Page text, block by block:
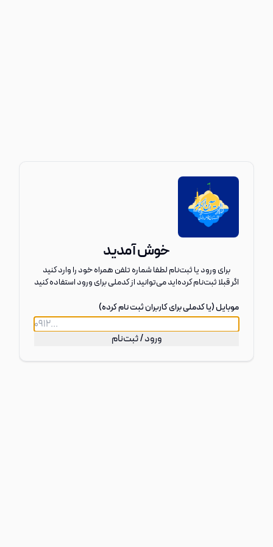
خوش آمدید
برای ورود یا ثبت‌نام لطفا شماره تلفن همراه خود را وارد کنید
اگر قبلا ثبت‌نام کرد‌ه‌اید می‌توانید از کدملی برای ورود استفاده کنید
موبایل (یا کدملی برای کاربران ثبت نام کرده)
ورود / ثبت‌نام